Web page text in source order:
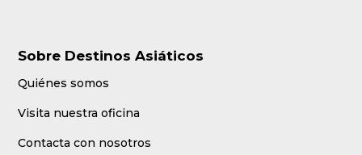
Sobre Destinos Asiáticos
Quiénes somos
Visita nuestra oficina
Contacta con nosotros